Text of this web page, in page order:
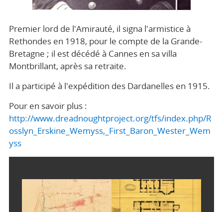
Premier lord de l'Amirauté, il signa l'armistice à
Rethondes en 1918, pour le compte de la Grande-
Bretagne ; il est décédé à Cannes en sa villa
Montbrillant, après sa retraite.
Il a participé à l'expédition des Dardanelles en 1915.
Pour en savoir plus :
http://www.dreadnoughtproject.org/tfs/index.php/R
osslyn_Erskine_Wemyss,_First_Baron_Wester_Wem
yss